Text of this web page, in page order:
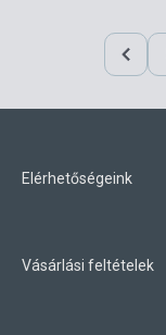
Elérhetőségeink
Vásárlási feltételek